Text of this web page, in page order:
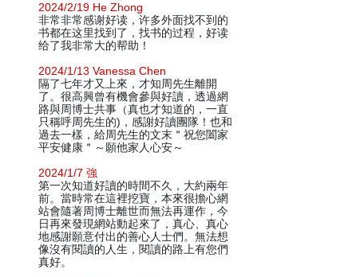
2024/2/19 He Zhong
非常非常感谢好读，许多外面找不到的
书都在这里找到了，找书的过程，好读
给了我非常大的帮助！
2024/1/13 Vanessa Chen
隔了七年才又上來，才知周先生離開
了。很高興曾有機會參與好讀，透過網
路與周博士共事（真也才知道的，一直
只稱呼周先生的)，感謝好讀團隊！也和
過去一樣，給周先生的文末＂祝您闔家
平安健康＂～願他家人心安～
2024/1/7 強
第一次知道好讀的時間不久，大約兩年
前。當時常在這裡挖寶，本來很擔心網
站會隨著周博士離世而無法再運作，今
日再來發現網站動起來了，真心、真心
地感謝願意付出的善心人士們。無法想
像沒有閱讀的人生，閱讀的路上有您們
真好。